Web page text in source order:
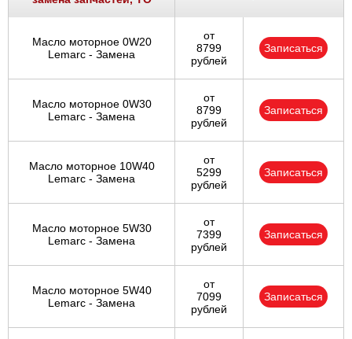
Масло моторное 0W20
Lemarc - Замена
от
8799
рублей
Записаться
Масло моторное 0W30
Lemarc - Замена
от
8799
рублей
Записаться
Масло моторное 10W40
Lemarc - Замена
от
5299
рублей
Записаться
Масло моторное 5W30
Lemarc - Замена
от
7399
рублей
Записаться
Масло моторное 5W40
Lemarc - Замена
от
7099
рублей
Записаться